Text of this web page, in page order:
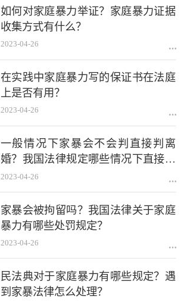
如何对家庭暴力举证？家庭暴力证据
收集方式有什么？
2023-04-26
在实践中家庭暴力写的保证书在法庭
上是否有用？
2023-04-26
一般情况下家暴会不会判直接判离
婚？我国法律规定哪些情况下直接判
离？
2023-04-26
家暴会被拘留吗？我国法律关于家庭
暴力有哪些处罚规定？
2023-04-26
民法典对于家庭暴力有哪些规定？遇
到家暴法律怎么处理？